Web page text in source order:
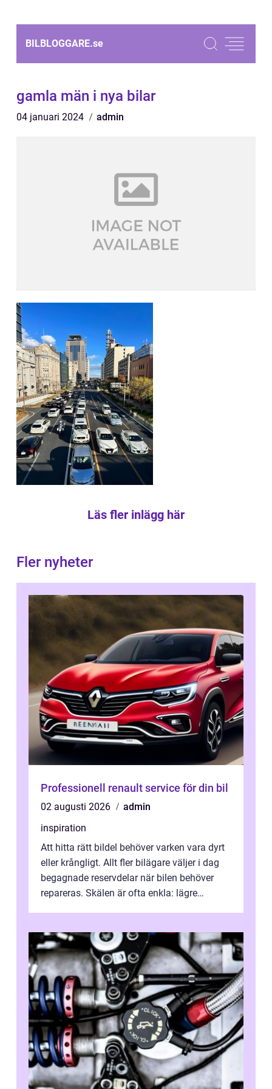
BILBLOGGARE.se
gamla män i nya bilar
04 januari 2024 admin
Läs fler inlägg här
Fler nyheter
Professionell renault service för din bil
02 augusti 2026
admin
inspiration
Att hitta rätt bildel behöver varken vara dyrt
eller krångligt. Allt fler bilägare väljer i dag
begagnade reservdelar när bilen behöver
repareras. Skälen är ofta enkla: lägre